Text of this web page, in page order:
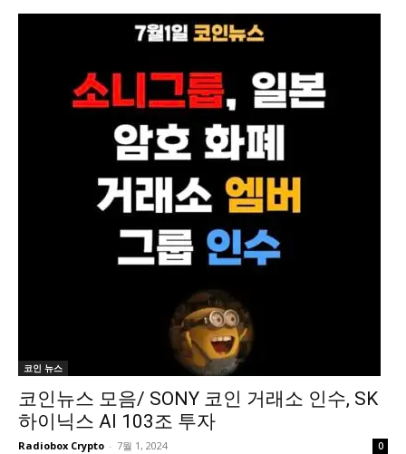
코인 뉴스
코인뉴스 모음/ SONY 코인 거래소 인수, SK
하이닉스 AI 103조 투자
Radiobox Crypto - 7월 1, 2024 0